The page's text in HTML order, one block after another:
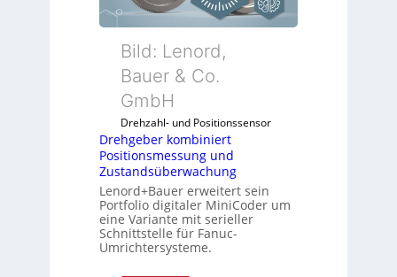
e
r
o
m
n
i
e
r
t
P
o
Bild: Lenord,
Bauer & Co.
GmbH
Drehzahl- und Positionssensor
Drehgeber kombiniert
Positionsmessung und
Zustandsüberwachung
Lenord+Bauer erweitert sein
Portfolio digitaler MiniCoder um
eine Variante mit serieller
Schnittstelle für Fanuc-
Umrichtersysteme.